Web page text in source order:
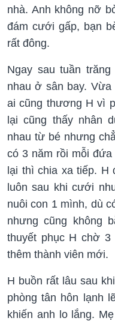
nhà. Anh không nỡ
đám cưới gấp, bạn
rất đông.
Ngay sau tuần
nhau ở sân bay.
ai cũng thương H vì
lại cũng thấy nhân
nhau từ bé nhưng
có 3 năm rồi mỗi
lại thì chia xa tiếp. H
luôn sau khi cưới
nuôi con 1 mình, dù
nhưng cũng không
thuyết phục H chờ 3
thêm thành viên mới.
H buồn rất lâu sau
phòng tân hôn lạnh
khiến anh lo lắng.